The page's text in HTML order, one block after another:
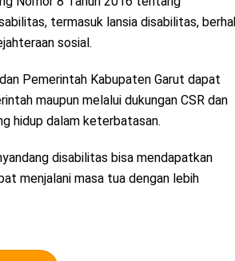
termasuk lansia disabilitas,
sosial.
Pemerintah Kabupaten Garut dapat
maupun melalui dukungan CSR dan
hidup dalam keterbatasan.
disabilitas bisa mendapatkan
menjalani masa tua dengan lebih